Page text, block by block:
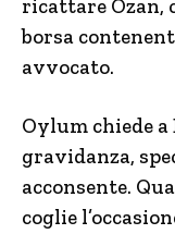
ricattare Ozan,
borsa
avvocato.
Oylum chiede
gravidanza,
acconsente.
coglie